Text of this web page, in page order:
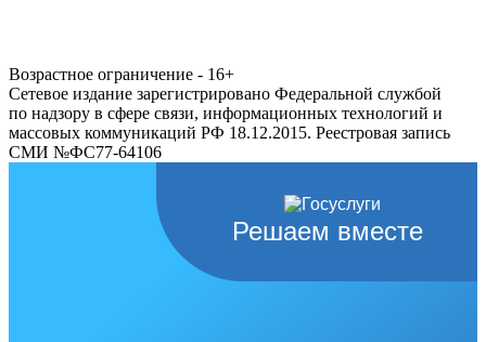
Возрастное ограничение - 16+
Сетевое издание зарегистрировано Федеральной службой
по надзору в сфере связи, информационных технологий и
массовых коммуникаций РФ 18.12.2015. Реестровая запись
СМИ №ФС77-64106
Решаем вместе